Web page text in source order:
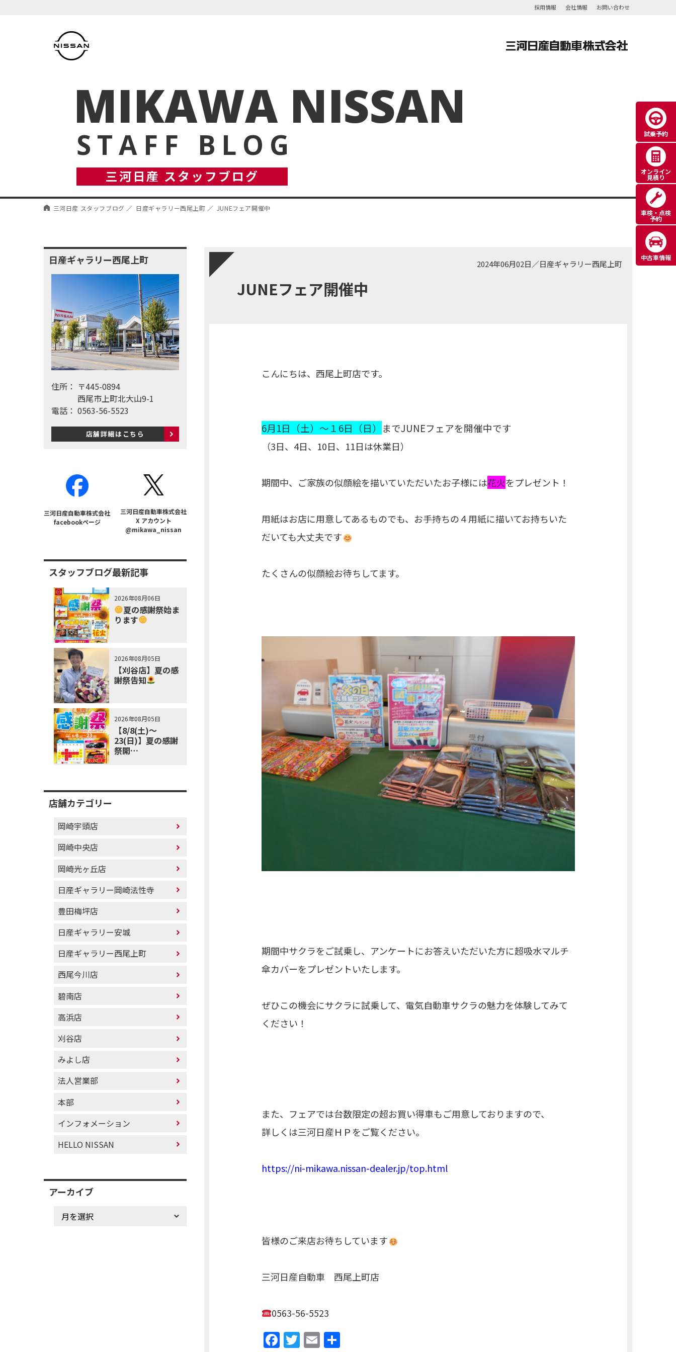
採用情報 会社情報 お問い合わせ
MIKAWA NISSAN
STAFF BLOG
三河日産 スタッフブログ
三河日産 スタッフブログ 日産ギャラリー西尾上町 JUNEフェア開催中
2024年06月02日／日産ギャラリー西尾上町
JUNEフェア開催中
こんにちは、西尾上町店です。
6月1日（土）～１6日（日） までJUNEフェアを開催中です
（3日、4日、10日、11日は休業日）
期間中、ご家族の似顔絵を描いていただいたお子様には花火をプレゼント！
用紙はお店に用意してあるものでも、お手持ちの４用紙に描いてお持ちいた
だいても大丈夫です
たくさんの似顔絵お待ちしてます。
期間中サクラをご試乗し、アンケートにお答えいただいた方に超吸水マルチ
傘カバーをプレゼントいたします。
ぜひこの機会にサクラに試乗して、電気自動車サクラの魅力を体験してみて
ください！
また、フェアでは台数限定の超お買い得車もご用意しておりますので、
詳しくは三河日産ＨＰをご覧ください。
https://ni-mikawa.nissan-dealer.jp/top.html
皆様のご来店お待ちしています
三河日産自動車 西尾上町店
0563-56-5523
F T E 共
日産ギャラリー西尾上町
住所： 〒445-0894
西尾市上町北大山9-1
電話： 0563-56-5523
店舗詳細はこちら
三河日産自動車株式会社
facebookページ
三河日産自動車株式会社
X アカウント
@mikawa_nissan
スタッフブログ最新記事
2026年08月06日
夏の感謝祭始ま
ります
2026年08月05日
【刈谷店】夏の感
謝祭告知
2026年08月05日
【8/8(土)～
23(日)】夏の感謝
祭開…
店舗カテゴリー
岡崎宇頭店
岡崎中央店
岡崎光ヶ丘店
日産ギャラリー岡崎法性寺
豊田梅坪店
日産ギャラリー安城
日産ギャラリー西尾上町
西尾今川店
碧南店
高浜店
刈谷店
みよし店
法人営業部
本部
インフォメーション
HELLO NISSAN
アーカイブ
試乗予約
オンライン
見積り
車検・点検
予約
中古車情報